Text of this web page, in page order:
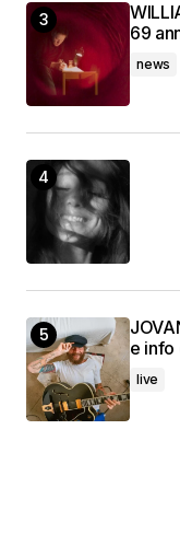
69
news
e info
live